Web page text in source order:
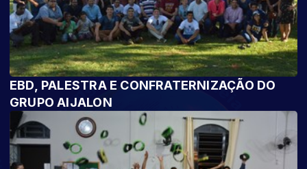
EBD, PALESTRA E CONFRATERNIZAÇÃO DO
GRUPO AIJALON